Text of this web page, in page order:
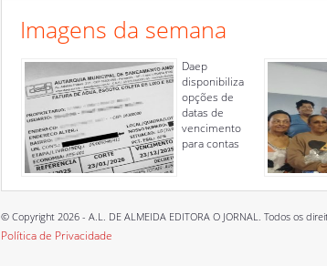
Imagens da semana
Daep
disponibiliza
opções de
datas de
vencimento
para contas
© Copyright 2026 - A.L. DE ALMEIDA EDITORA O JORNAL. Todos os
Política de Privacidade